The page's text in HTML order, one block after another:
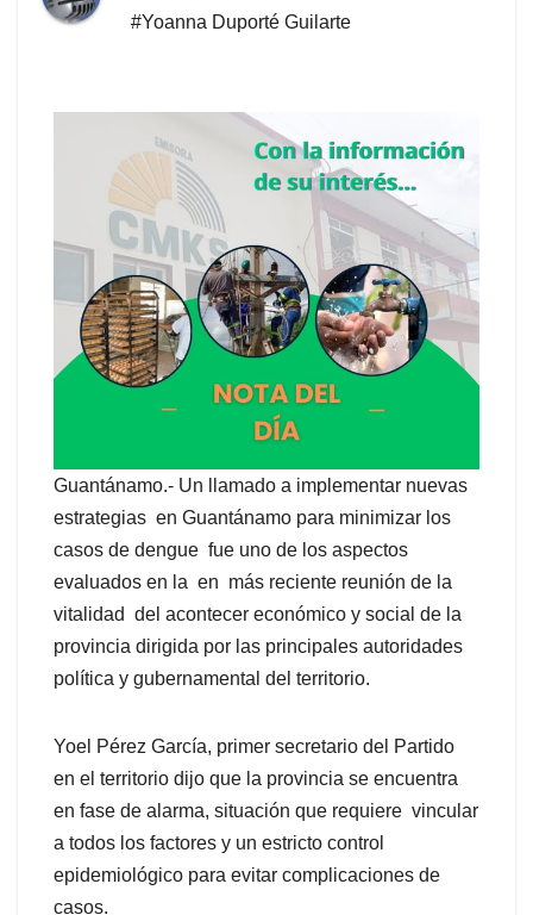
#Yoanna Duporté Guilarte
Guantánamo.- Un llamado a implementar nuevas
estrategias en Guantánamo para minimizar los
casos de dengue fue uno de los aspectos
evaluados en la en más reciente reunión de la
vitalidad del acontecer económico y social de la
provincia dirigida por las principales autoridades
política y gubernamental del territorio.
‎Yoel Pérez García, primer secretario del Partido
en el territorio dijo que la provincia se encuentra
en fase de alarma, situación que requiere vincular
a todos los factores y un estricto control
epidemiológico para evitar complicaciones de
casos.